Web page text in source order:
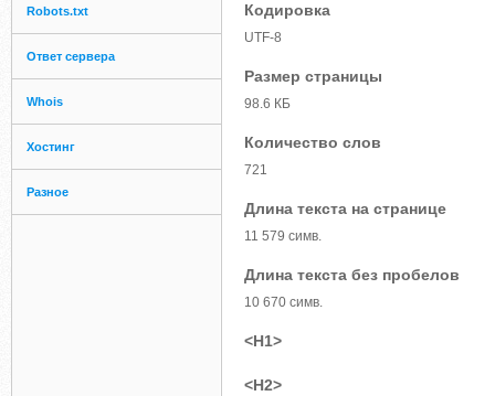
Robots.txt
Ответ сервера
Whois
Хостинг
Разное
Кодировка
UTF-8
Размер страницы
98.6 КБ
Количество слов
721
Длина текста на странице
11 579 симв.
Длина текста без пробелов
10 670 симв.
<H1>
<H2>